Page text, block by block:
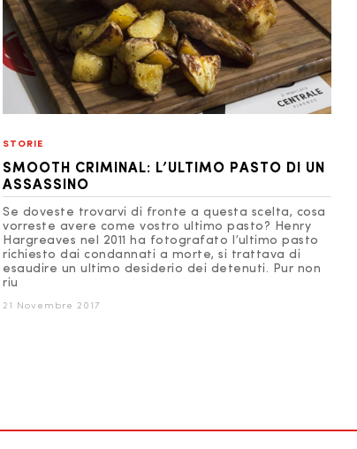
STORIE
SMOOTH CRIMINAL: L’ULTIMO PASTO DI UN
ASSASSINO
Se doveste trovarvi di fronte a questa scelta, cosa
vorreste avere come vostro ultimo pasto? Henry
Hargreaves nel 2011 ha fotografato l’ultimo pasto
richiesto dai condannati a morte, si trattava di
esaudire un ultimo desiderio dei detenuti. Pur non
riu
21 Novembre 2017